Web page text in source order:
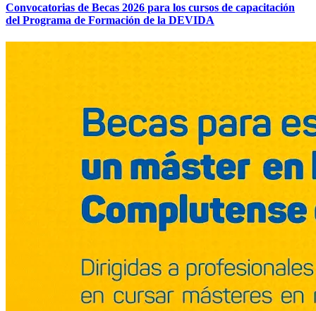
Convocatorias de Becas 2026 para los cursos de capacitación
del Programa de Formación de la DEVIDA